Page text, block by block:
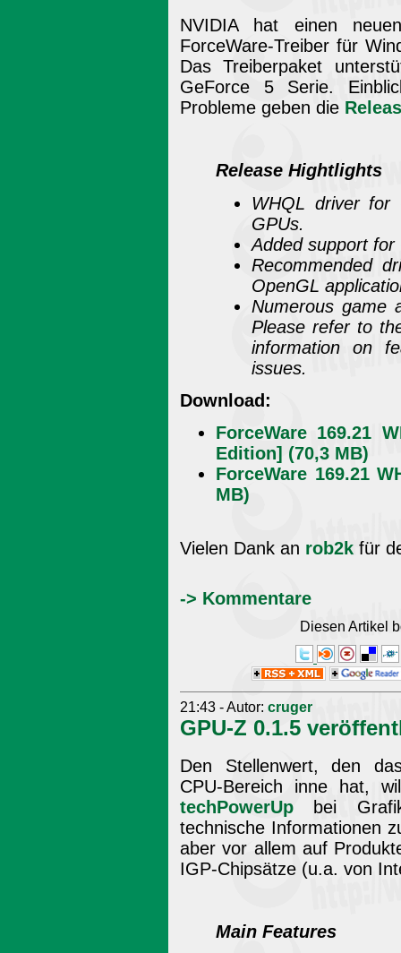
NVIDIA hat einen
ForceWare-Treiber für
Das Treiberpaket
GeForce 5 Serie.
Probleme geben die
Release Hightlights
WHQL driver
GPUs.
Added support
Recommended
OpenGL
Numerous game
Please refer to
information on
issues.
Download:
ForceWare 169.21
Edition] (70,3 MB)
ForceWare 169.21
MB)
Vielen Dank an rob2k für
-> Kommentare
Diesen Artikel
21:43 - Autor: cruger
GPU-Z 0.1.5
Den Stellenwert, den
CPU-Bereich inne hat,
techPowerUp bei
technische Informationen
aber vor allem auf
IGP-Chipsätze (u.a. von
Main Features